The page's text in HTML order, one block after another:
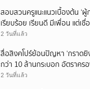
สอบสวนครูแนะแนวเบื้องต้น ‘ผู้
เรียบร้อย เรียนดี มีเพื่อน แต่เชื่อ
2 วันที่แล้ว
สื่อสิงคโปร์ย้อนปัญหา ‘กราดยิ
กว่า 10 ล้านกระบอก อัตราคร
สูงที่สุดในภูมิภาค
2 วันที่แล้ว